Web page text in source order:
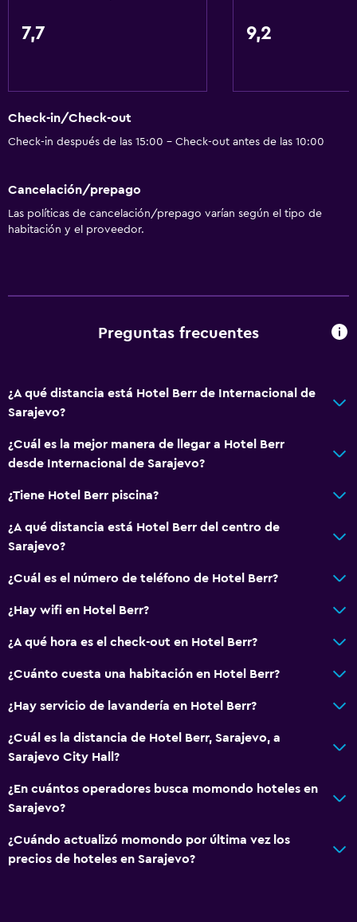
7,7 9,2
Check-in/Check-out
Check-in después de las 15:00 - Check-out antes de las 10:00
Cancelación/prepago
Las políticas de cancelación/prepago varían según el tipo de
habitación y el proveedor.
Preguntas frecuentes
¿A qué distancia está Hotel Berr de Internacional de
Sarajevo?
¿Cuál es la mejor manera de llegar a Hotel Berr
desde Internacional de Sarajevo?
¿Tiene Hotel Berr piscina?
¿A qué distancia está Hotel Berr del centro de
Sarajevo?
¿Cuál es el número de teléfono de Hotel Berr?
¿Hay wifi en Hotel Berr?
¿A qué hora es el check-out en Hotel Berr?
¿Cuánto cuesta una habitación en Hotel Berr?
¿Hay servicio de lavandería en Hotel Berr?
¿Cuál es la distancia de Hotel Berr, Sarajevo, a
Sarajevo City Hall?
¿En cuántos operadores busca momondo hoteles en
Sarajevo?
¿Cuándo actualizó momondo por última vez los
precios de hoteles en Sarajevo?